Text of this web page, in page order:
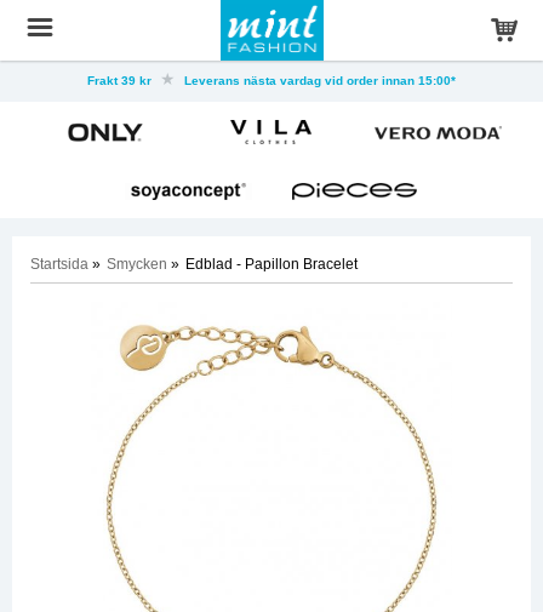
Frakt 39 kr Leverans nästa vardag vid order innan 15:00*
Startsida » Smycken » Edblad - Papillon Bracelet